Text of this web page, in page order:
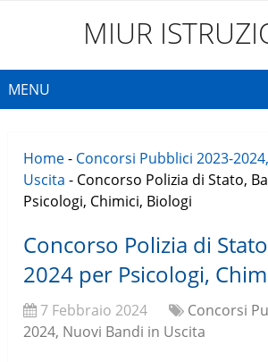
MIUR
MENU
Home- Concorsi Pubblici 2023-
Uscita - Concorso Polizia di Stato,
Psicologi, Chimici, Biologi
Concorso Polizia di
2024 per Psicologi,
7 Febbraio 2024
Concorsi
2024, Nuovi Bandi in Uscita